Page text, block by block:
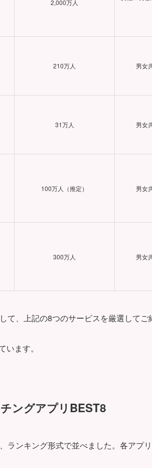
2,000万人
210万人 男女
31万人 男女
100万人（推定） 男女
300万人 男女
、上記の8つのサービスを厳選してご
ます。
ングアプリBEST8
ランキング形式で並べました。各アプ